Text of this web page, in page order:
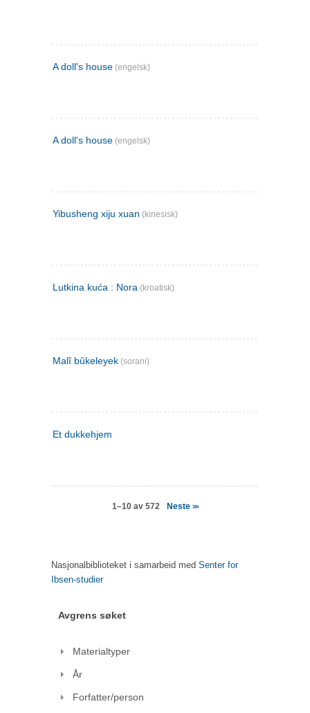
A doll's house (engelsk)
A doll's house (engelsk)
Yibusheng xiju xuan (kinesisk)
Lutkina kuća : Nora (kroatisk)
Malî bûkeleyek (sorani)
Et dukkehjem
1–10 av 572 Neste >>
Nasjonalbiblioteket i samarbeid med Senter for
Ibsen-studier
Avgrens søket
Materialtyper
År
Forfatter/person